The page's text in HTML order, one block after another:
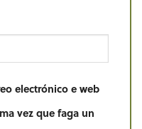
electrónico e web
vez que faga un